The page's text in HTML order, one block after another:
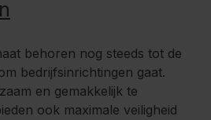
behoren nog steeds tot de
bedrijfsinrichtingen gaat.
en gemakkelijk te
ook maximale veiligheid